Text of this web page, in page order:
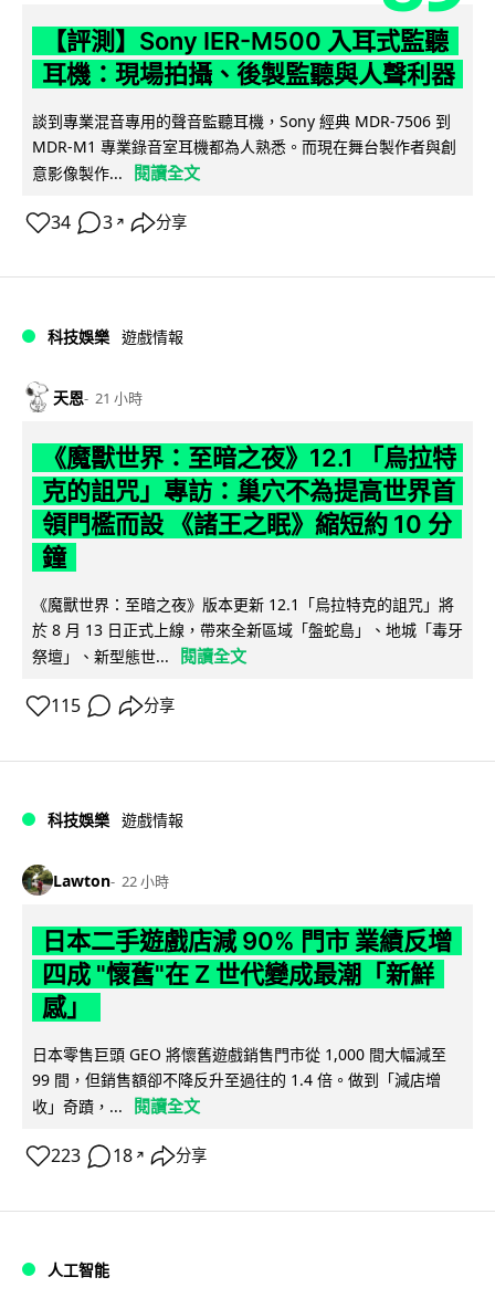
【評測】Sony IER-M500 入耳式監聽
耳機：現場拍攝、後製監聽與人聲利器
談到專業混音專用的聲音監聽耳機，Sony 經典 MDR-7506 到
MDR-M1 專業錄音室耳機都為人熟悉。而現在舞台製作者與創
意影像製作...
閱讀全文
34 3 ↗ 分享
科技娛樂 遊戲情報
天恩 21 小時
《魔獸世界：至暗之夜》12.1 「烏拉特
克的詛咒」專訪：巢穴不為提高世界首
領門檻而設 《諸王之眠》縮短約 10 分
鐘
《魔獸世界：至暗之夜》版本更新 12.1「烏拉特克的詛咒」將
於 8 月 13 日正式上線，帶來全新區域「盤蛇島」、地城「毒牙
祭壇」、新型態世...
閱讀全文
115 分享
科技娛樂 遊戲情報
Lawton 22 小時
日本二手遊戲店減 90% 門市 業績反增
四成 "懷舊"在 Z 世代變成最潮「新鮮
感」
日本零售巨頭 GEO 將懷舊遊戲銷售門市從 1,000 間大幅減至
99 間，但銷售額卻不降反升至過往的 1.4 倍。做到「減店增
收」奇蹟，...
閱讀全文
223 18 ↗ 分享
人工智能